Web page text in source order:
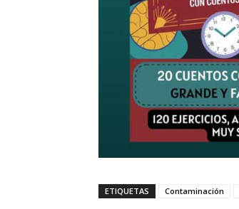
ETIQUETAS Contaminación